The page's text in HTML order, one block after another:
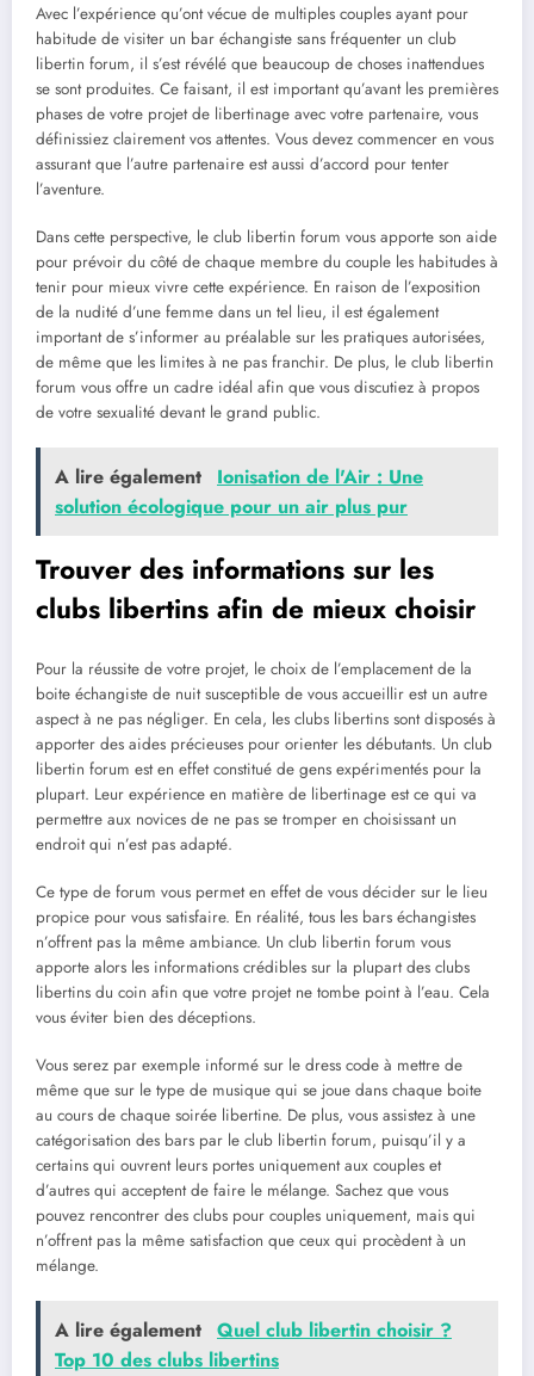
Avec l’expérience qu’ont vécue de multiples couples ayant pour
habitude de visiter un bar échangiste sans fréquenter un club
libertin forum, il s’est révélé que beaucoup de choses inattendues
se sont produites. Ce faisant, il est important qu’avant les premières
phases de votre projet de libertinage avec votre partenaire, vous
définissiez clairement vos attentes. Vous devez commencer en vous
assurant que l’autre partenaire est aussi d’accord pour tenter
l’aventure.
Dans cette perspective, le club libertin forum vous apporte son aide
pour prévoir du côté de chaque membre du couple les habitudes à
tenir pour mieux vivre cette expérience. En raison de l’exposition
de la nudité d’une femme dans un tel lieu, il est également
important de s’informer au préalable sur les pratiques autorisées,
de même que les limites à ne pas franchir. De plus, le club libertin
forum vous offre un cadre idéal afin que vous discutiez à propos
de votre sexualité devant le grand public.
A lire également
Ionisation de l'Air : Une
solution écologique pour un air plus pur
Trouver des informations sur les
clubs libertins afin de mieux choisir
Pour la réussite de votre projet, le choix de l’emplacement de la
boite échangiste de nuit susceptible de vous accueillir est un autre
aspect à ne pas négliger. En cela, les clubs libertins sont disposés à
apporter des aides précieuses pour orienter les débutants. Un club
libertin forum est en effet constitué de gens expérimentés pour la
plupart. Leur expérience en matière de libertinage est ce qui va
permettre aux novices de ne pas se tromper en choisissant un
endroit qui n’est pas adapté.
Ce type de forum vous permet en effet de vous décider sur le lieu
propice pour vous satisfaire. En réalité, tous les bars échangistes
n’offrent pas la même ambiance. Un club libertin forum vous
apporte alors les informations crédibles sur la plupart des clubs
libertins du coin afin que votre projet ne tombe point à l’eau. Cela
vous éviter bien des déceptions.
Vous serez par exemple informé sur le dress code à mettre de
même que sur le type de musique qui se joue dans chaque boite
au cours de chaque soirée libertine. De plus, vous assistez à une
catégorisation des bars par le club libertin forum, puisqu’il y a
certains qui ouvrent leurs portes uniquement aux couples et
d’autres qui acceptent de faire le mélange. Sachez que vous
pouvez rencontrer des clubs pour couples uniquement, mais qui
n’offrent pas la même satisfaction que ceux qui procèdent à un
mélange.
A lire également Quel club libertin choisir ?
Top 10 des clubs libertins